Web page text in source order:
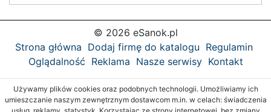
© 2026 eSanok.pl
Strona główna Dodaj firmę do katalogu Regulamin
Oglądalność Reklama Nasze serwisy Kontakt
Używamy plików cookies oraz podobnych technologii. Umożliwiamy ich
umieszczanie naszym zewnętrznym dostawcom m.in. w celach: świadczenia